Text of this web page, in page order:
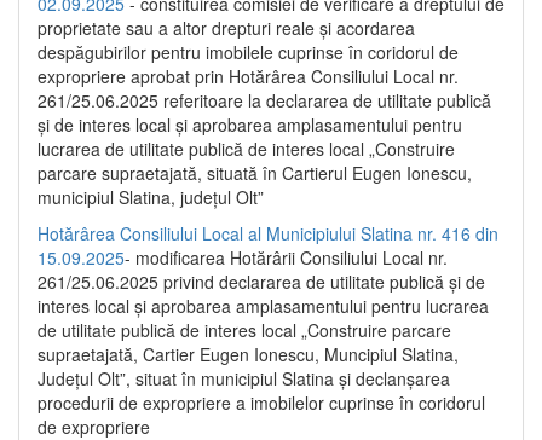
proprietate sau a altor drepturi reale și acordarea
despăgubirilor pentru imobilele cuprinse în coridorul de
expropriere aprobat prin Hotărârea Consiliului Local nr.
261/25.06.2025 referitoare la declararea de utilitate publică
și de interes local și aprobarea amplasamentului pentru
lucrarea de utilitate publică de interes local „Construire
parcare supraetajată, situată în Cartierul Eugen Ionescu,
municipiul Slatina, județul Olt”
Hotărârea Consiliului Local al Municipiului Slatina nr. 416 din
15.09.2025- modificarea Hotărârii Consiliului Local nr.
261/25.06.2025 privind declararea de utilitate publică și de
interes local și aprobarea amplasamentului pentru lucrarea
de utilitate publică de interes local „Construire parcare
supraetajată, Cartier Eugen Ionescu, Muncipiul Slatina,
Județul Olt”, situat în municipiul Slatina și declanșarea
procedurii de expropriere a imobilelor cuprinse în coridorul
de expropriere